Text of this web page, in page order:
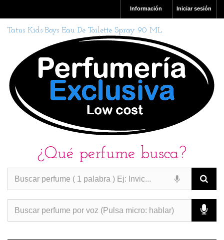
Iniciar sesión
Información
Tatus Kids Boys Eau De Toilette Spray 90 ML
¿Qué perfume busca?